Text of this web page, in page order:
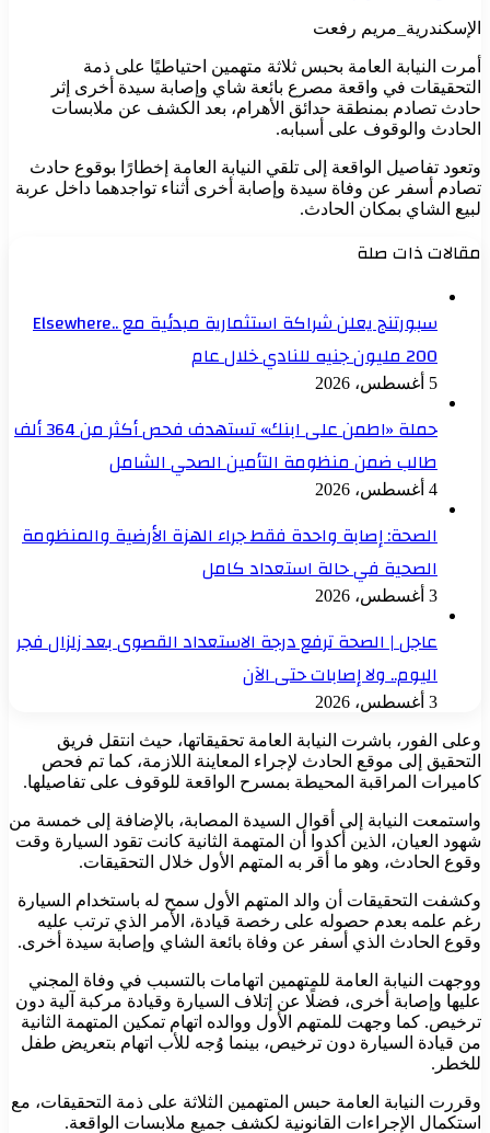
الإسكندرية_مريم رفعت
أمرت النيابة العامة بحبس ثلاثة متهمين احتياطيًا على ذمة
التحقيقات في واقعة مصرع بائعة شاي وإصابة سيدة أخرى إثر
حادث تصادم بمنطقة حدائق الأهرام، بعد الكشف عن ملابسات
الحادث والوقوف على أسبابه.
وتعود تفاصيل الواقعة إلى تلقي النيابة العامة إخطارًا بوقوع حادث
تصادم أسفر عن وفاة سيدة وإصابة أخرى أثناء تواجدهما داخل عربة
لبيع الشاي بمكان الحادث.
مقالات ذات صلة
سبورتنج يعلن شراكة استثمارية مبدئية مع Elsewhere..
200 مليون جنيه للنادي خلال عام
5 أغسطس، 2026
حملة «اطمن على ابنك» تستهدف فحص أكثر من 364 ألف
طالب ضمن منظومة التأمين الصحي الشامل
4 أغسطس، 2026
الصحة: إصابة واحدة فقط جراء الهزة الأرضية والمنظومة
الصحية في حالة استعداد كامل
3 أغسطس، 2026
عاجل | الصحة ترفع درجة الاستعداد القصوى بعد زلزال فجر
اليوم.. ولا إصابات حتى الآن
3 أغسطس، 2026
وعلى الفور، باشرت النيابة العامة تحقيقاتها، حيث انتقل فريق
التحقيق إلى موقع الحادث لإجراء المعاينة اللازمة، كما تم فحص
كاميرات المراقبة المحيطة بمسرح الواقعة للوقوف على تفاصيلها.
واستمعت النيابة إلى أقوال السيدة المصابة، بالإضافة إلى خمسة من
شهود العيان، الذين أكدوا أن المتهمة الثانية كانت تقود السيارة وقت
وقوع الحادث، وهو ما أقر به المتهم الأول خلال التحقيقات.
وكشفت التحقيقات أن والد المتهم الأول سمح له باستخدام السيارة
رغم علمه بعدم حصوله على رخصة قيادة، الأمر الذي ترتب عليه
وقوع الحادث الذي أسفر عن وفاة بائعة الشاي وإصابة سيدة أخرى.
ووجهت النيابة العامة للمتهمين اتهامات بالتسبب في وفاة المجني
عليها وإصابة أخرى، فضلًا عن إتلاف السيارة وقيادة مركبة آلية دون
ترخيص. كما وجهت للمتهم الأول ووالده اتهام تمكين المتهمة الثانية
من قيادة السيارة دون ترخيص، بينما وُجه للأب اتهام بتعريض طفل
للخطر.
وقررت النيابة العامة حبس المتهمين الثلاثة على ذمة التحقيقات، مع
استكمال الإجراءات القانونية لكشف جميع ملابسات الواقعة.